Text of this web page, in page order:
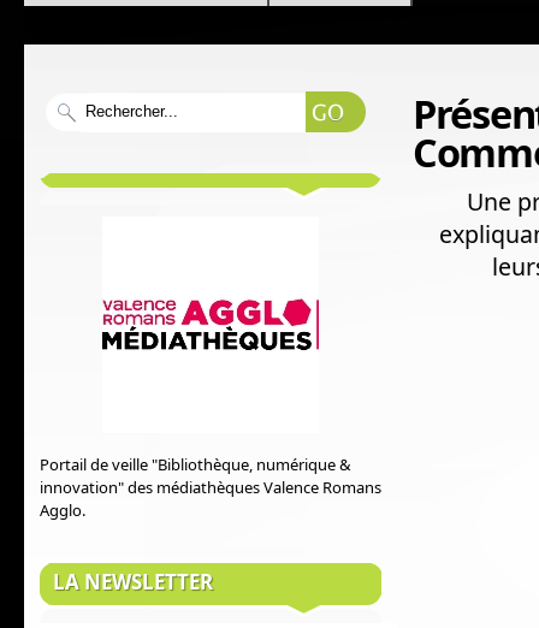
Une
Portail de veille "Bibliothèque, numérique &
innovation" des médiathèques Valence Romans
Agglo.
LA NEWSLETTER